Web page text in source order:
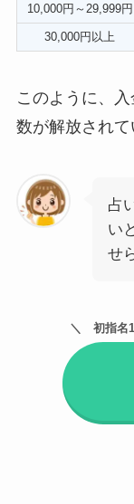
10,000円～29,999円
30,000円以上
このように、
数が解放されて
占
い
せ
初指名